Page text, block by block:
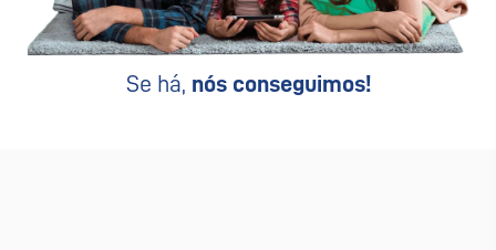
Se há, nós conseguimos!